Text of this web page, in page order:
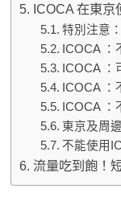
ICOCA 在東京
特別注意
ICOCA ：
ICOCA ：
ICOCA
ICOCA
東京及周
不能使用
流量吃到飽！